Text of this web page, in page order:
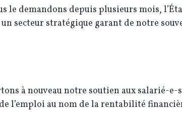
le demandons depuis plusieurs mois,
secteur stratégique garant de notre
à nouveau notre soutien aux salarié-
l’emploi au nom de la rentabilité